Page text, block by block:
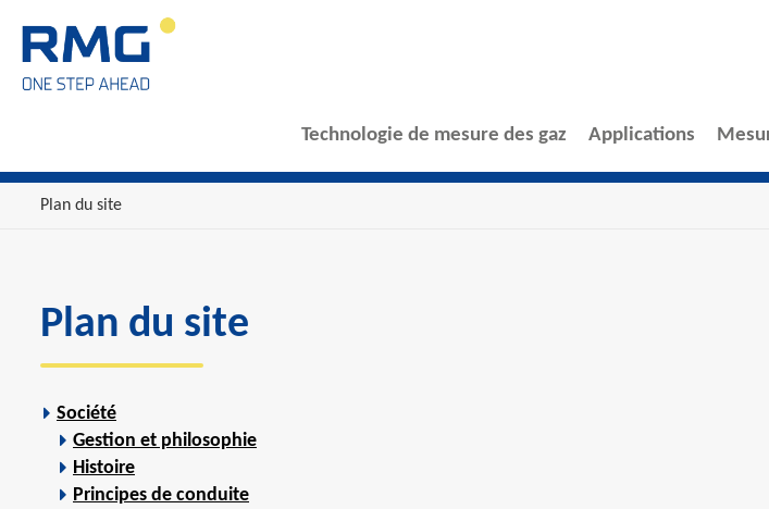
Technologie de mesure des gaz Applications
Plan du site
Plan du site
Société
Gestion et philosophie
Histoire
Principes de conduite